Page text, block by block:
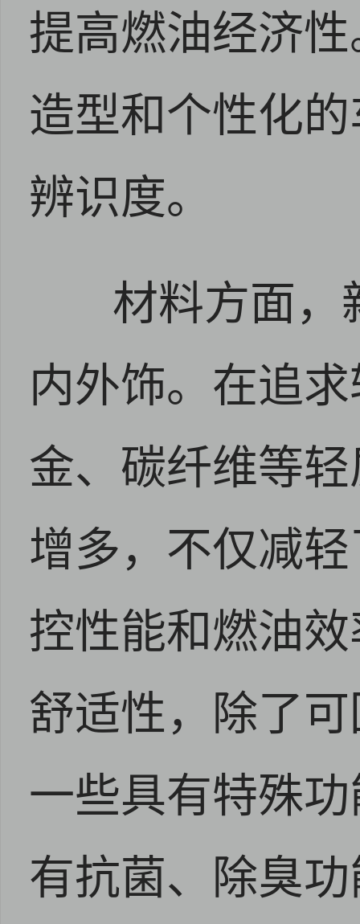
提高燃油经济
造型和个性化
辨识度。
材料方面，
内外饰。在追
金、碳纤维等
增多，不仅减
控性能和燃油
舒适性，除了
一些具有特殊
有抗菌、除臭